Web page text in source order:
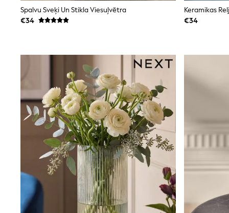
All Swimwear
All Beachwear
Dresses
Jumpsuits & Playsuits
Linen Collection
Sandals
Shorts
Trousers
Sun Hats & Caps
Tops & T-Shirts
Sunglasses
Men's Holiday Shop
All Swimwear
Accessories
Bags & Luggage
Spalvu Sveķi Un Stikla Viesuļvētra
€34
Keramikas
€34